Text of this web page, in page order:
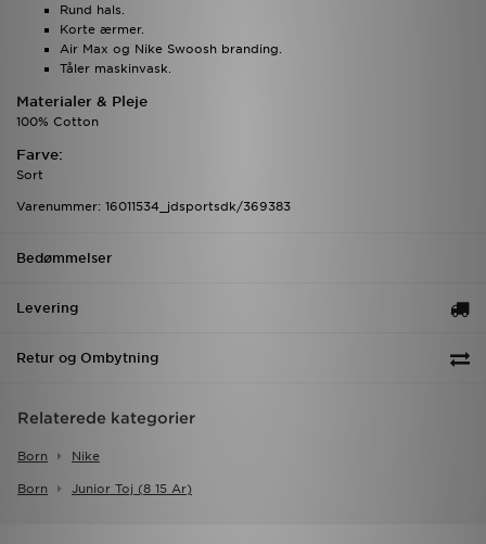
Rund hals.
Korte ærmer.
Air Max og Nike Swoosh branding.
Tåler maskinvask.
Materialer & Pleje
100% Cotton
Farve:
Sort
Varenummer: 16011534_jdsportsdk/369383
Bedømmelser
Levering
Retur og Ombytning
Relaterede kategorier
Born Nike
Born Junior Toj (8 15 Ar)